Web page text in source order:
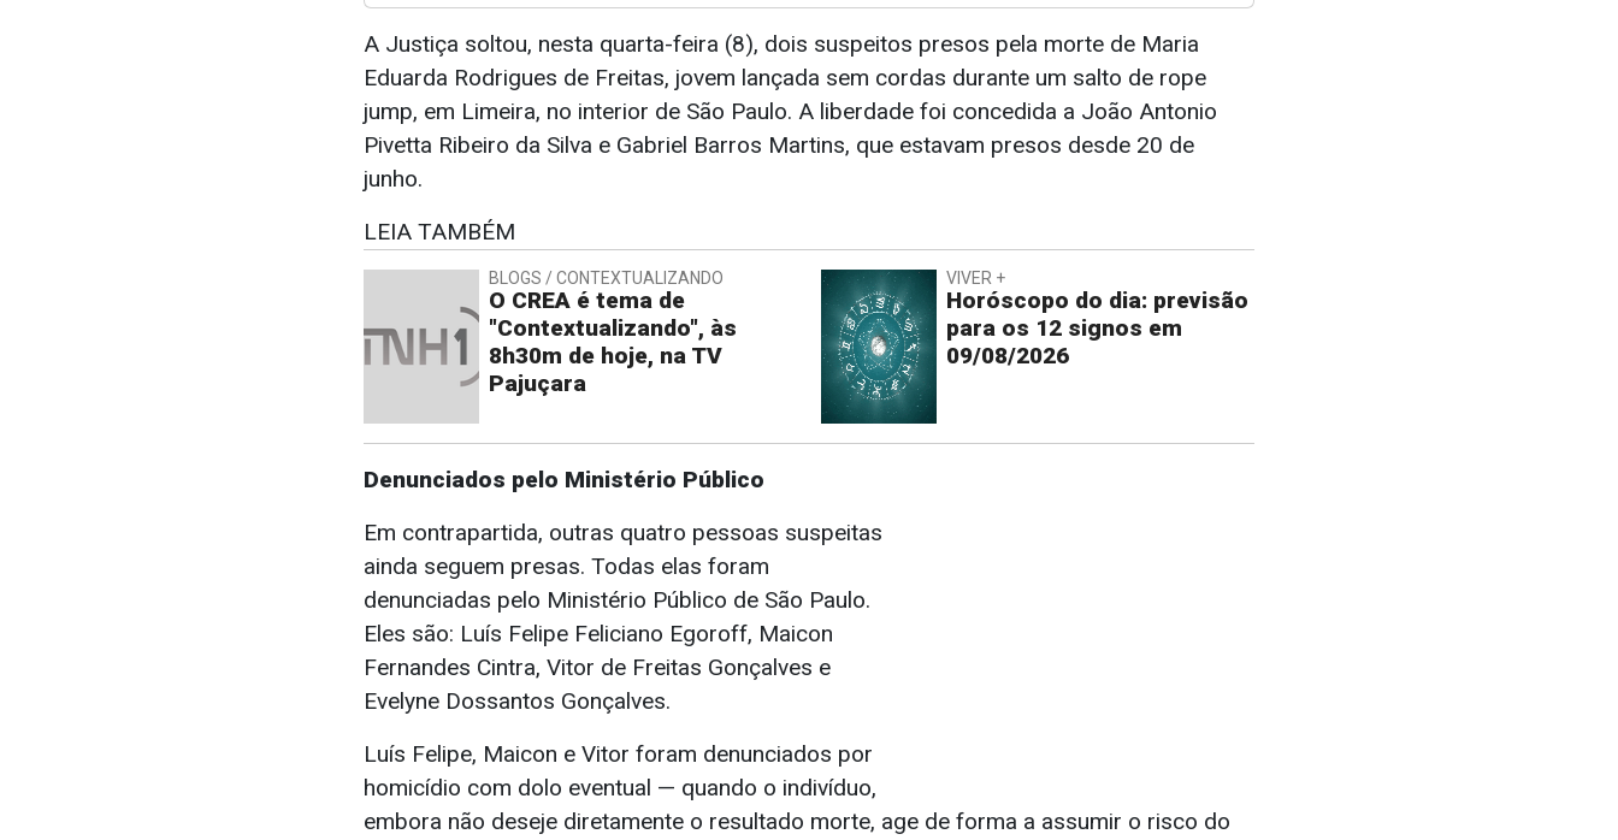
A Justiça soltou, nesta quarta-feira (8), dois suspeitos presos pela morte de Maria
Eduarda Rodrigues de Freitas, jovem lançada sem cordas durante um salto de rope
jump, em Limeira, no interior de São Paulo. A liberdade foi concedida a João Antonio
Pivetta Ribeiro da Silva e Gabriel Barros Martins, que estavam presos desde 20 de
junho.
LEIA TAMBÉM
BLOGS / CONTEXTUALIZANDO
O CREA é tema de
"Contextualizando", às
8h30m de hoje, na TV
Pajuçara
VIVER +
Horóscopo do dia: previsão
para os 12 signos em
09/08/2026
Denunciados pelo Ministério Público
Em contrapartida, outras quatro pessoas suspeitas
ainda seguem presas. Todas elas foram
denunciadas pelo Ministério Público de São Paulo.
Eles são: Luís Felipe Feliciano Egoroff, Maicon
Fernandes Cintra, Vitor de Freitas Gonçalves e
Evelyne Dossantos Gonçalves.
Luís Felipe, Maicon e Vitor foram denunciados por
homicídio com dolo eventual — quando o indivíduo,
embora não deseje diretamente o resultado morte, age de forma a assumir o risco do